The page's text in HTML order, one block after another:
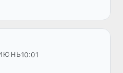
бағдарламасыме...
10:01